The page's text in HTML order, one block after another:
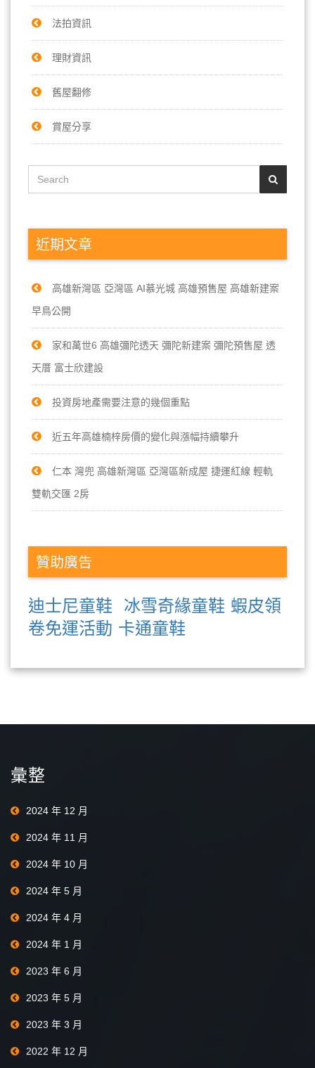
法拍資訊
理財資訊
舊屋翻修
賞屋分享
近期文章
高雄新灣區 亞灣區 AI慕光城 高雄預售屋 高雄新建案
早鳥公開
家和萬世6 高雄彌陀透天 彌陀新建案 彌陀預售屋 透
天厝 富士欣建設
投資房地產需要注意的幾個重點
近五年高雄楠梓房價的變化與漲幅持續攀升
仁本 灣兜 高雄新灣區 亞灣區新成屋 捷運紅線 輕軌
雙軌交匯 2房
贊助廣告
迪士尼童鞋 冰雪奇緣童鞋 蝦皮領
卷免運活動 卡通童鞋
彙整
2024 年 12 月
2024 年 11 月
2024 年 10 月
2024 年 5 月
2024 年 4 月
2024 年 1 月
2023 年 6 月
2023 年 5 月
2023 年 3 月
2022 年 12 月